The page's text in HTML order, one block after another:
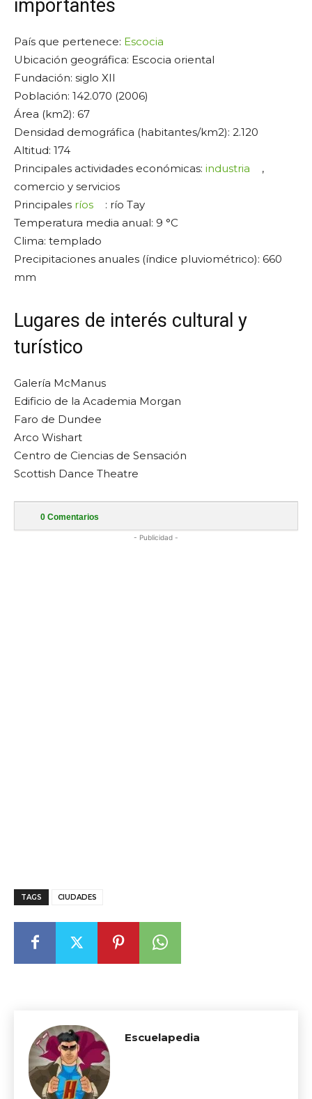
importantes
País que pertenece: Escocia
Ubicación geográfica: Escocia oriental
Fundación: siglo XII
Población: 142.070 (2006)
Área (km2): 67
Densidad demográfica (habitantes/km2): 2.120
Altitud: 174
Principales actividades económicas: industria
,
comercio y servicios
Principales ríos
: río Tay
Temperatura media anual: 9 °C
Clima: templado
Precipitaciones anuales (índice pluviométrico): 660
mm
Lugares de interés cultural y
turístico
Galería McManus
Edificio de la Academia Morgan
Faro de Dundee
Arco Wishart
Centro de Ciencias de Sensación
Scottish Dance Theatre
0 Comentarios
- Publicidad -
TAGS CIUDADES
Escuelapedia